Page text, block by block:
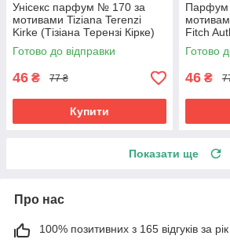
Унісекс парфум № 170 за
мотивами Tiziana Terenzi
Kirke (Тізіана Терензі Кірке)
12 мл. ОПТ
Готово до відправки
46 ₴ 77 ₴
Купити
Парфум
Fitch
Найт)
Готово
46 ₴
Показати ще
Про нас
100% позитивних з 165 відгуків за рік